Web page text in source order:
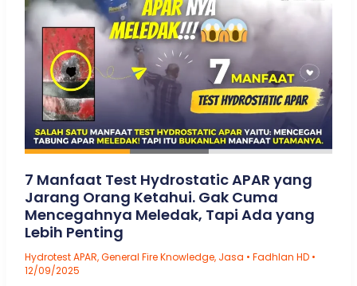
–
Spare
Part
Ansul
7 Manfaat Test Hydrostatic APAR yang
Jarang Orang Ketahui. Gak Cuma
Mencegahnya Meledak, Tapi Ada yang
Lebih Penting
Hydrotest APAR,General Fire Knowledge, Jasa • Fadhlan HD •
12/09/2025